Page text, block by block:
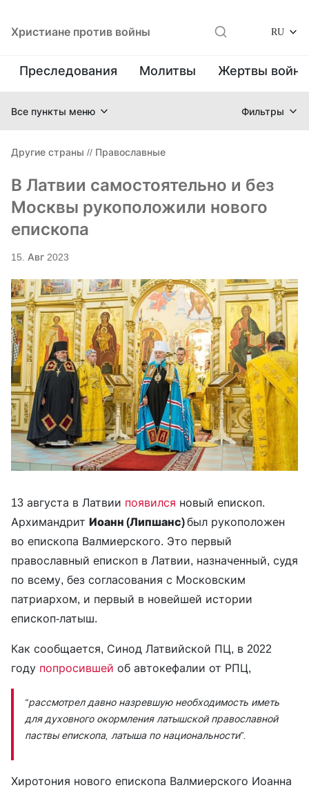
Христиане против войны RU
Преследования Молитвы Жертвы
Все пункты меню Фильтры
Другие страны // Православные
В Латвии самостоятельно и без
Москвы рукоположили нового
епископа
15. Авг 2023
13 августа в Латвии появился новый епископ.
Архимандрит Иоанн (Липшанс)был рукоположен
во епископа Валмиерского. Это первый
православный епископ в Латвии, назначенный, судя
по всему, без согласования с Московским
патриархом, и первый в новейшей истории
епископ-латыш.
Как сообщается, Синод Латвийской ПЦ, в 2022
году попросившей об автокефалии от РПЦ,
“рассмотрел давно назревшую необходимость иметь
для духовного окормления латышской православной
паствы епископа, латыша по национальности”.
Хиротония нового епископа Валмиерского Иоанна